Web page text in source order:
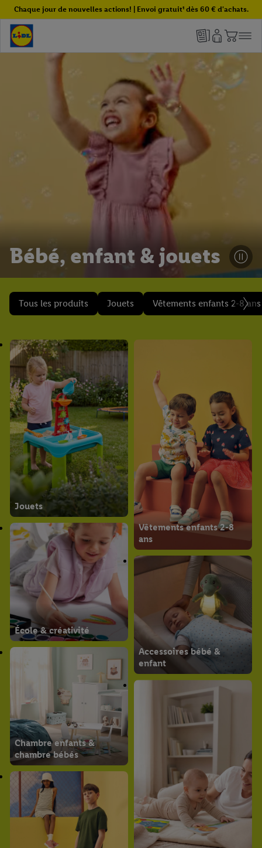
Chaque jour de nouvelles actions! | Envoi gratuit¹ dès 60 € d'achats.
Bébé, enfant & jouets
Tous les produits Jouets Vêtements enfants 2-8 ans
Jouets
Vêtements enfants 2-8
ans
École & créativité
Accessoires bébé &
enfant
Chambre enfants &
chambre bébés